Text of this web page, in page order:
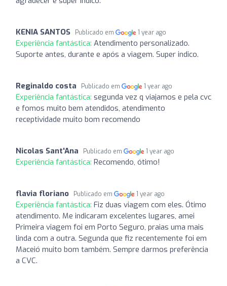
KENIA SANTOS Publicado em 1 year ago
Experiência fantástica: Atendimento personalizado.
Suporte antes, durante e após a viagem. Super indico.
Reginaldo costa Publicado em 1 year ago
Experiência fantástica: segunda vez q viajamos e pela cvc
e fomos muito bem atendidos, atendimento
receptividade muito bom recomendo
Nicolas Sant'Ana Publicado em 1 year ago
Experiência fantástica: Recomendo, ótimo!
flavia floriano Publicado em 1 year ago
Experiência fantástica: Fiz duas viagem com eles. Ótimo
atendimento. Me indicaram excelentes lugares, amei
Primeira viagem foi em Porto Seguro, praias uma mais
linda com a outra. Segunda que fiz recentemente foi em
Maceió muito bom também. Sempre darmos preferência
a CVC.